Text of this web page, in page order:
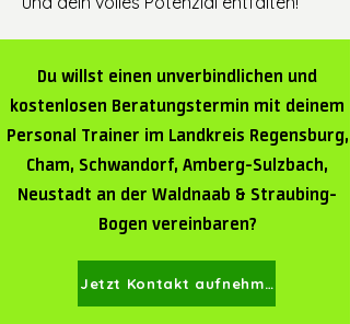
Du willst einen unverbindlichen und
kostenlosen Beratungstermin mit deinem
Personal Trainer im Landkreis Regensburg,
Cham, Schwandorf, Amberg-Sulzbach,
Neustadt an der Waldnaab & Straubing-
Bogen vereinbaren?
Jetzt Kontakt aufnehmen